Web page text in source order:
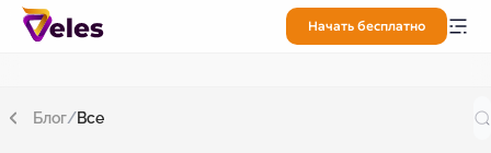
Начать бесплатно
Блог/Все